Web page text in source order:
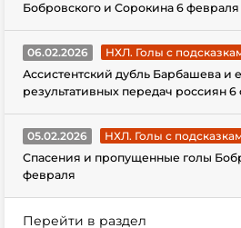
Бобровского и Сорокина 6 февраля
06.02.2026
НХЛ. Голы с
Ассистентский дубль Барбашева и
результативных передач россиян
05.02.2026
НХЛ. Голы с
Спасения и пропущенные голы
февраля
Перейти в раздел